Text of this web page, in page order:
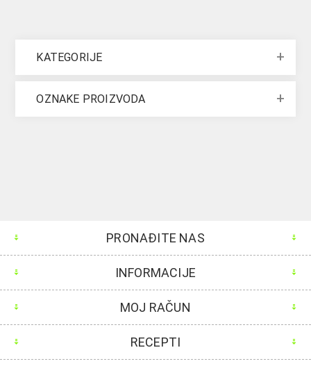
KATEGORIJE
OZNAKE PROIZVODA
PRONAĐITE NAS
INFORMACIJE
MOJ RAČUN
RECEPTI